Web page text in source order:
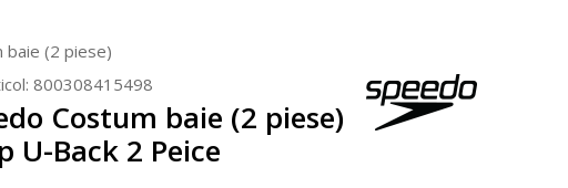
baie (2 piese)
800308415498
Costum baie (2 piese)
U-Back 2 Peice